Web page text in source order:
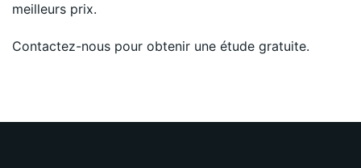
meilleurs prix.
Contactez-nous pour obtenir une étude gratuite.